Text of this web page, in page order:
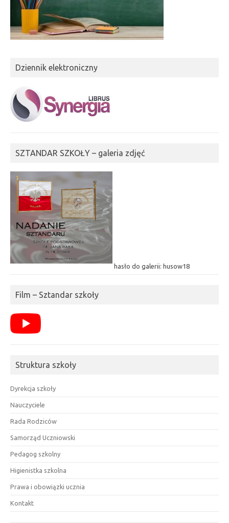
Dziennik elektroniczny
SZTANDAR SZKOŁY – galeria zdjęć
hasło do galerii: husow18
Film – Sztandar szkoły
Struktura szkoły
Dyrekcja szkoły
Nauczyciele
Rada Rodziców
Samorząd Uczniowski
Pedagog szkolny
Higienistka szkolna
Prawa i obowiązki ucznia
Kontakt